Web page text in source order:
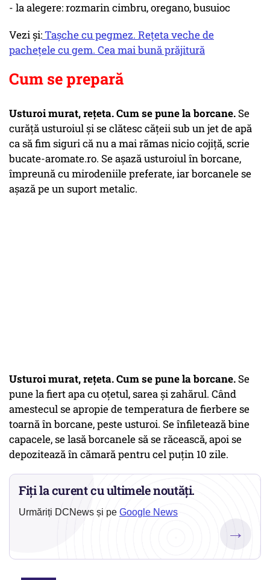
- la alegere: rozmarin cimbru, oregano, busuioc
Vezi și:Tașche cu pegmez. Rețeta veche de
pachețele cu gem. Cea mai bună prăjitură
Cum se prepară
Usturoi murat, rețeta. Cum se pune la borcane. Se
curăţă usturoiul şi se clătesc căţeii sub un jet de apă
ca să fim siguri că nu a mai rămas nicio cojiţă, scrie
bucate-aromate.ro. Se aşază usturoiul în borcane,
împreună cu mirodeniile preferate, iar borcanele se
aşază pe un suport metalic.
Usturoi murat, rețeta. Cum se pune la borcane. Se
pune la fiert apa cu oţetul, sarea şi zahărul. Când
amestecul se apropie de temperatura de fierbere se
toarnă în borcane, peste usturoi. Se înfiletează bine
capacele, se lasă borcanele să se răcească, apoi se
depozitează în cămară pentru cel puţin 10 zile.
Fiți la curent cu ultimele noutăți.
Urmăriți DCNews și pe Google News
→